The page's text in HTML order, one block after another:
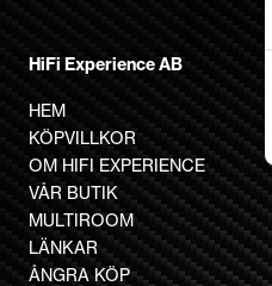
HiFi Experience AB
HEM
KÖPVILLKOR
OM HIFI EXPERIENCE
VÅR BUTIK
MULTIROOM
LÄNKAR
ÅNGRA KÖP